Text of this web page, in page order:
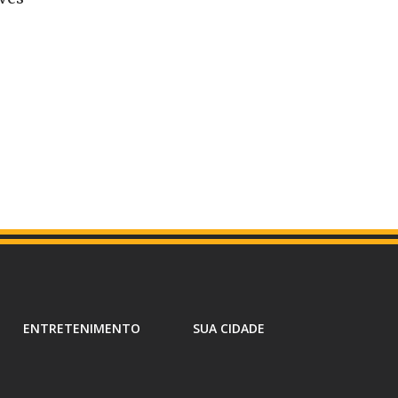
ENTRETENIMENTO SUA CIDADE